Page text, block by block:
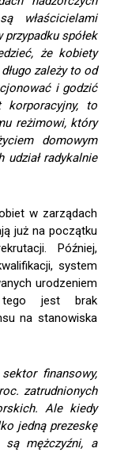
właścicielami
spółek
że kobiety
zależy to od
i godzić
to
reżimowi, który
domowym
radykalnie
w zarządach
już na początku
Później,
system
urodzeniem
tego jest brak
na stanowiska
finansowy,
zatrudnionych
Ale kiedy
jedną prezeskę
mężczyźni, a